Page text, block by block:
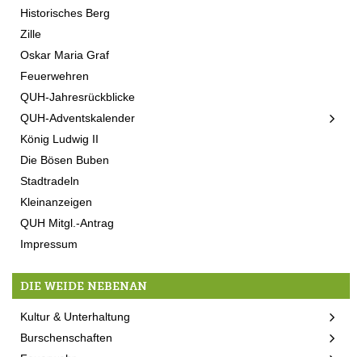
Historisches Berg
Zille
Oskar Maria Graf
Feuerwehren
QUH-Jahresrückblicke
QUH-Adventskalender
König Ludwig II
Die Bösen Buben
Stadtradeln
Kleinanzeigen
QUH Mitgl.-Antrag
Impressum
DIE WEIDE NEBENAN
Kultur & Unterhaltung
Burschenschaften